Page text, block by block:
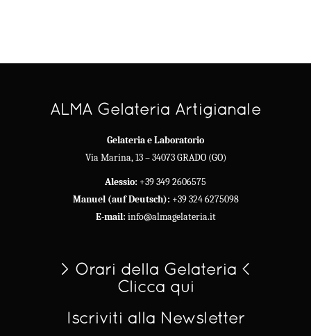
ALMA Gelateria Artigianale
Gelateria e Laboratorio
Via Marina, 13 – 34073 GRADO (GO)
Alessio: +39 349 2606575
Manuel (auf Deutsch): +39 324 6275098
E-mail: info@almagelateria.it
> Orari della Gelateria <
Clicca qui
Iscriviti alla Newsletter